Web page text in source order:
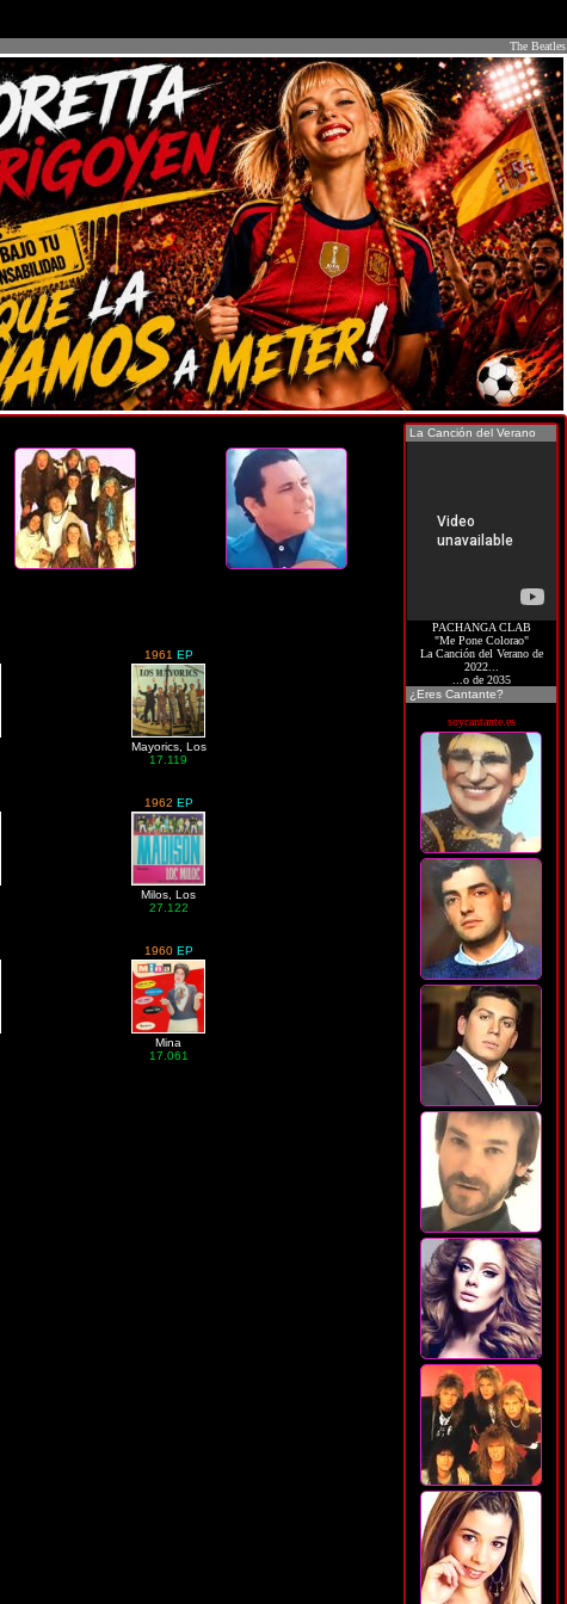
The Beatles
1961 EP
Mayorics, Los
17.119
1962 EP
Milos, Los
27.122
1960 EP
Mina
17.061
La Canción del Verano
PACHANGA CLAB
"Me Pone Colorao"
La Canción del Verano de
2022...
...o de 2035
¿Eres Cantante?
soycantante.es